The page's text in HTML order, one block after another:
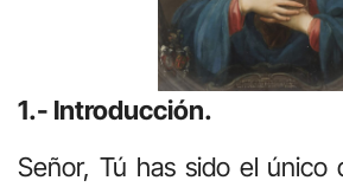
1.- Introducción.
Señor, Tú has sido el único